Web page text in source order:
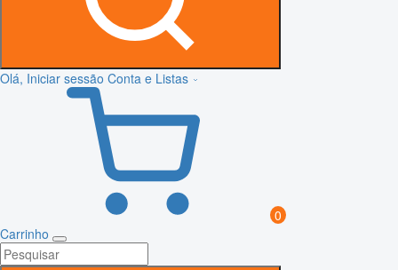
Olá, Iniciar sessão Conta e Listas
0
Carrinho